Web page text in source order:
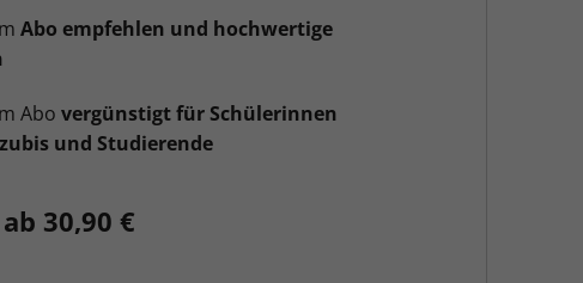
Abo empfehlen und hochwertige
Abo vergünstigt für Schülerinnen
und Studierende
ab 30,90 €